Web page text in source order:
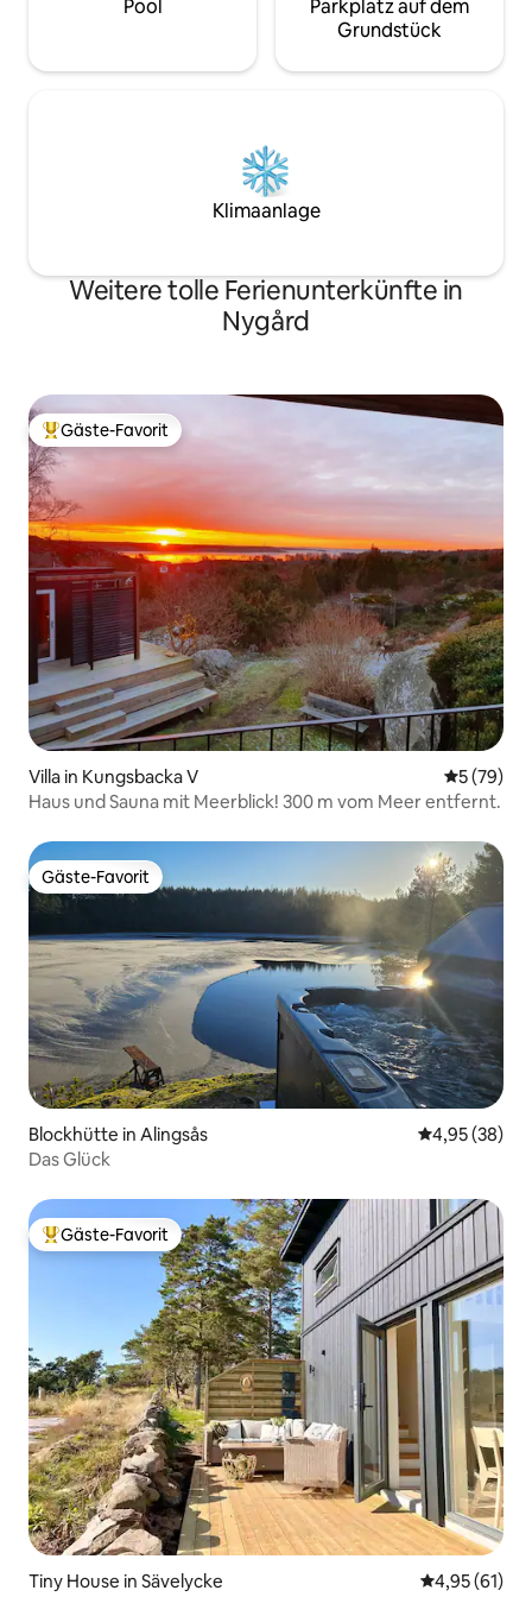
Pool
Parkplatz auf dem
Grundstück
Klimaanlage
Weitere tolle Ferienunterkünfte in
Nygård
Beliebter Gäste-Favorit.
Gäste-Favorit
Villa in Kungsbacka V
5 (79)
Haus und Sauna mit Meerblick! 300 m vom Meer entfernt.
Gäste-Favorit
Gäste-Favorit
Blockhütte in Alingsås
4,95 (38)
Das Glück
Beliebter Gäste-Favorit.
Gäste-Favorit
Tiny House in Sävelycke
4,95 (61)